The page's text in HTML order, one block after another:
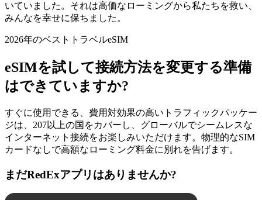
いていました。それは高価なローミングから私たちを救い、
みんなを幸せに保ちました。
2026年のベストトラベルeSIM
eSIMを試して接続方法を変更する準備
はできていますか?
すぐに使用できる、費用対効果の高いトラフィックパッケー
ジは、207以上の国をカバーし、グローバルでシームレスな
インターネット接続をお楽しみいただけます。物理的なSIM
カードなしで高額なローミング料金に別れを告げます。
まだRedExアプリはありませんか?